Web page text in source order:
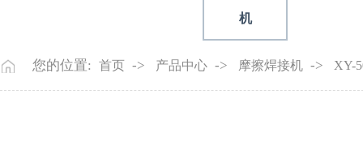
机
您的位置: 首页 -> 产品中心 -> 摩擦焊接机 -> XY-